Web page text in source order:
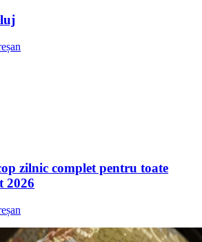
zilnic complet pentru toate
2026